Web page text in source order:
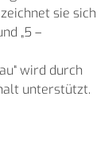
sie sich
„5 –
wird durch
unterstützt.